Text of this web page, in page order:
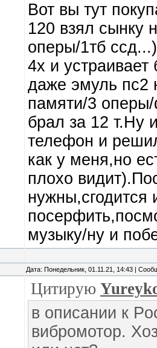
Вот вы тут
120 взял сынку
оперы/1тб
4x и устраивает
даже эмуль пс2
памяти/3
брал за 12 т.Ну
телефон и
как у меня,но
плохо
нужны,сгодится
музыку/ну и
Дата: Понедельник, 01.11.21, 14:43 |
Цитирую
в описании к
вибромотор.